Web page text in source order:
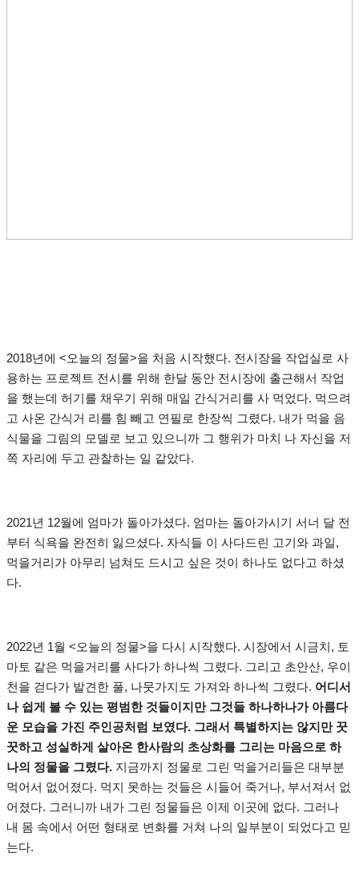
2018년에 <오늘의 정물>을 처음 시작했다. 전시장을 작업실로 사
용하는 프로젝트 전시를 위해 한달 동안 전시장에 출근해서 작업
을 했는데 허기를 채우기 위해 매일 간식거리를 사 먹었다. 먹으려
고 사온 간식거 리를 힘 빼고 연필로 한장씩 그렸다. 내가 먹을 음
식물을 그림의 모델로 보고 있으니까 그 행위가 마치 나 자신을 저
쪽 자리에 두고 관찰하는 일 같았다.
2021년 12월에 엄마가 돌아가셨다. 엄마는 돌아가시기 서너 달 전
부터 식욕을 완전히 잃으셨다. 자식들 이 사다드린 고기와 과일,
먹을거리가 아무리 넘쳐도 드시고 싶은 것이 하나도 없다고 하셨
다.
2022년 1월 <오늘의 정물>을 다시 시작했다. 시장에서 시금치, 토
마토 같은 먹을거리를 사다가 하나씩 그렸다. 그리고 초안산, 우이
천을 걷다가 발견한 풀, 나뭇가지도 가져와 하나씩 그렸다. 어디서
나 쉽게 볼 수 있는 평범한 것들이지만 그것들 하나하나가 아름다
운 모습을 가진 주인공처럼 보였다. 그래서 특별하지는 않지만 꿋
꿋하고 성실하게 살아온 한사람의 초상화를 그리는 마음으로 하
나의 정물을 그렸다. 지금까지 정물로 그린 먹을거리들은 대부분
먹어서 없어졌다. 먹지 못하는 것들은 시들어 죽거나, 부서져서 없
어졌다. 그러니까 내가 그린 정물들은 이제 이곳에 없다. 그러나
내 몸 속에서 어떤 형태로 변화를 거쳐 나의 일부분이 되었다고 믿
는다.